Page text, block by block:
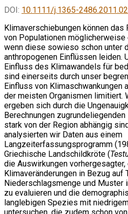
DOI: 10.1111/j.1365-
Klimaverschiebungen können
von Populationen
wenn diese sowieso schon unter
anthropogenen Einflüssen leiden.
Einfluss des Klimawandels für
sind einerseits durch unser
Einfluss von Klimaschwankungen
der meisten Organismen limitiert.
ergeben sich durch die
Berechnungen
stark von der Region abhängig
analysierten wir Daten aus einem
Langzeiterfassungsprogramm
Griechische Landschildkröte (
die Auswirkungen
Klimaveränderungen in Bezug auf
Niederschlagsmenge und Muster
zu evaluieren und die
langlebigen Spezies mit